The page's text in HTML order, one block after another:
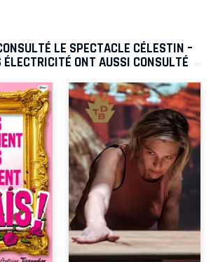
LE SPECTACLE CÉLESTIN –
ÉLECTRICITÉ ONT AUSSI CONSULTÉ